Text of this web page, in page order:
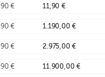
€ 11,90 €
€ 1.190,00 €
€ 2.975,00 €
€ 11.900,00 €